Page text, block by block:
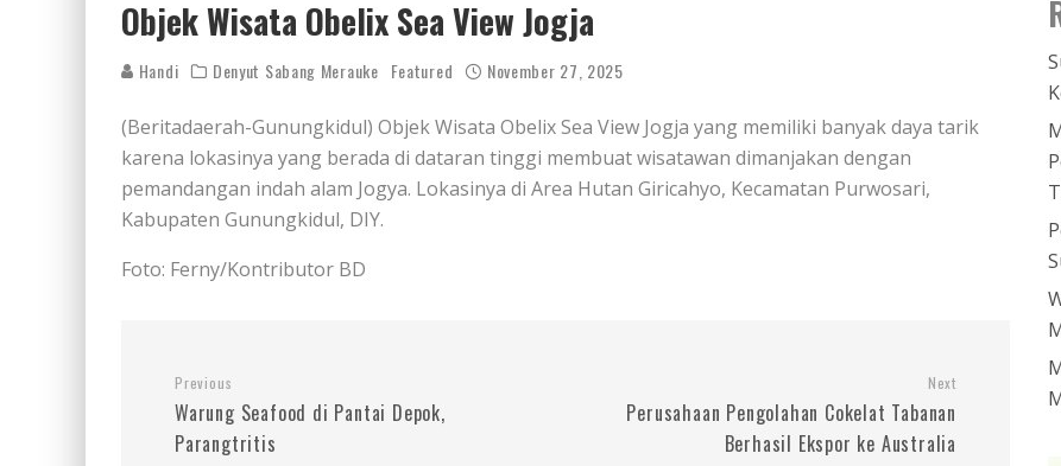
Objek Wisata Obelix Sea View Jogja
Handi Denyut Sabang Merauke Featured November 27, 2025
(Beritadaerah-Gunungkidul) Objek Wisata Obelix Sea View Jogja yang memiliki banyak daya tarik
karena lokasinya yang berada di dataran tinggi membuat wisatawan dimanjakan dengan
pemandangan indah alam Jogya. Lokasinya di Area Hutan Giricahyo, Kecamatan Purwosari,
Kabupaten Gunungkidul, DIY.
Foto: Ferny/Kontributor BD
Previous
Warung Seafood di Pantai Depok,
Parangtritis
Next
Perusahaan Pengolahan Cokelat Tabanan
Berhasil Ekspor ke Australia